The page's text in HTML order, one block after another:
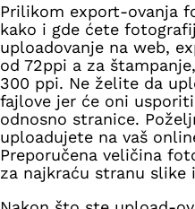
Prilikom export-ovanja
kako i gde ćete
uploadovanje na web,
od 72ppi a za
300 ppi. Ne želite da
fajlove jer će oni usporiti
odnosno stranice.
uploadujete na vaš
Preporučena veličina
za najkraću stranu slike